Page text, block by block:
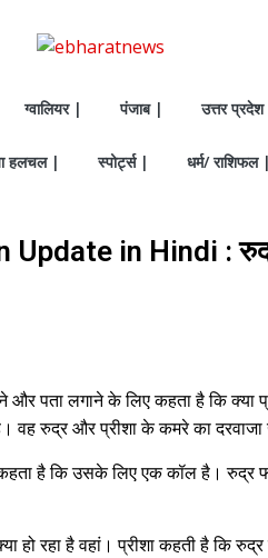
ग्वालियर | पंजाब | उत्तर
हलचल | स्पोर्ट्स | धर्म/ राशिफल |
in Hindi : रुद्र
पता लगाने के लिए कहता है कि क्या
वह रुद्र और प्रीशा के कमरे का
है कि उसके लिए एक कॉल है।
रहा है वहां। प्रीशा कहती है कि